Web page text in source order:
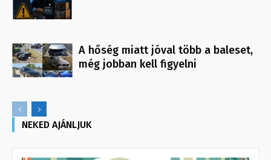
A hőség miatt jóval több a baleset,
még jobban kell figyelni
NEKED AJÁNLJUK